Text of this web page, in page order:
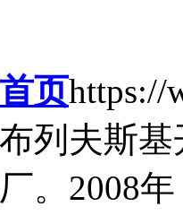
页https://
列夫斯
。2008